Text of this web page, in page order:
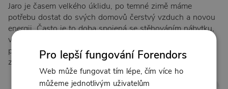
Jaro je časem velkého úklidu, po temné zimě máme
potřebu dostat do svých domovů čerstvý vzduch a novou
energii. Často je to doba spojená se stěhováním nábytku,
vyhazováním starých věcí a nákupem nových. Než se
pustíš do úprav svého domova, pojď se na něj naladit a
změny ti pak půjdou snadněji.
Pro lepší fungování Forendors
Web může fungovat tím lépe, čím více ho
můžeme jednotlivým uživatelům